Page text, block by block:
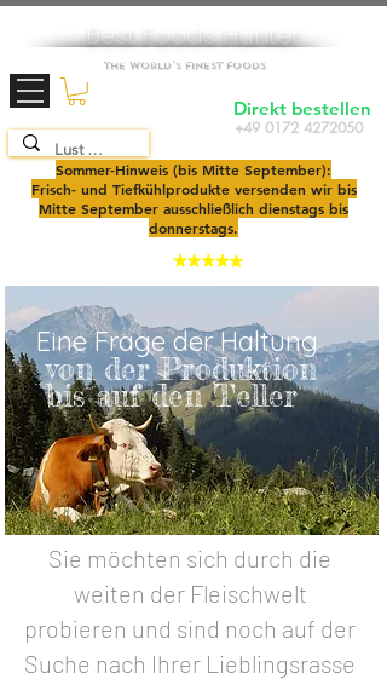
Best Foods Hunter
The World's Finest Foods
+49 0172 4272050
Direkt bestellen
Sommer-Hinweis (bis Mitte September):
Frisch- und Tiefkühlprodukte versenden wir bis
Mitte September ausschließlich dienstags bis
donnerstags.
Eine Frage der Haltung
von der Produktion
bis auf den Teller
Sie möchten sich durch die
weiten der Fleischwelt
probieren und sind noch auf der
Suche nach Ihrer Lieblingsrasse